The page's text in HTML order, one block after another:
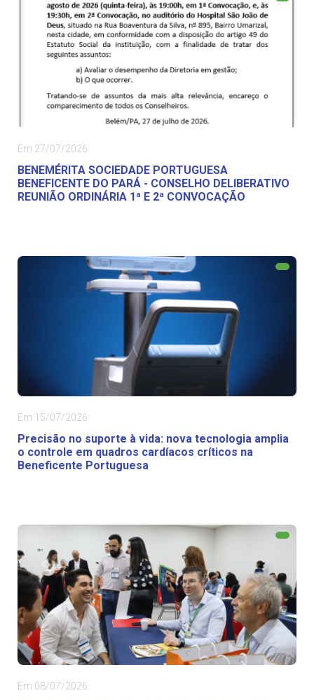
Em 27/07/2026
BENEMÉRITA SOCIEDADE PORTUGUESA
BENEFICENTE DO PARÁ - CONSELHO DELIBERATIVO
REUNIÃO ORDINÁRIA 1ª E 2ª CONVOCAÇÃO
Em 15/07/2026
Precisão no suporte à vida: nova tecnologia amplia
o controle em quadros cardíacos críticos na
Beneficente Portuguesa
Em 08/07/2026